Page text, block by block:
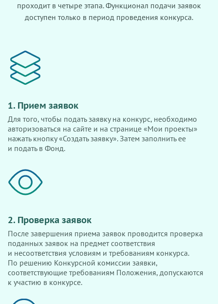
проходит в четыре этапа. Функционал подачи заявок
доступен только в период проведения конкурса.
1. Прием заявок
Для того, чтобы подать заявку на конкурс, необходимо
авторизоваться на сайте и на странице «Мои проекты»
нажать кнопку «Создать заявку». Затем заполнить ее
и подать в Фонд.
2. Проверка заявок
После завершения приема заявок проводится проверка
поданных заявок на предмет соответствия
и несоответствия условиям и требованиям конкурса.
По решению Конкурсной комиссии заявки,
соответствующие требованиям Положения, допускаются
к участию в конкурсе.